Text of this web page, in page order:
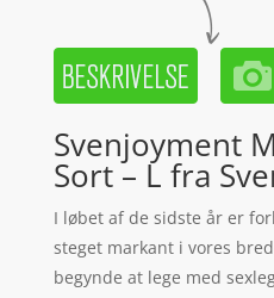
Svenjoyment
Sort – L fra
I løbet af de sidste år er
steget markant i vores
begynde at lege med